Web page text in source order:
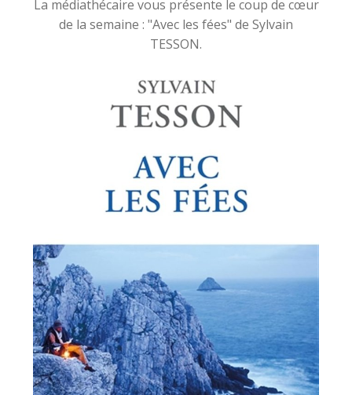
La médiathécaire vous présente le coup de cœur
de la semaine : "Avec les fées" de Sylvain
TESSON.